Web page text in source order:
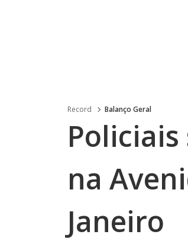
Record Balanço Geral
na
Janeiro